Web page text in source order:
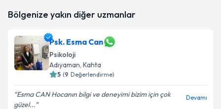
Bölgenize yakın diğer uzmanlar
Psk. Esma Can
Psikoloji
Adıyaman, Kahta
5 (9 Değerlendirme)
Esma CAN Hocanın bilgi ve deneyimi bizim için çok
güzel...
Devamı